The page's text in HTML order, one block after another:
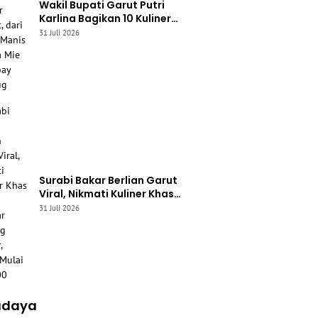
Wakil Bupati Garut Putri
Karlina Bagikan 10 Kuliner
Favorit, dari Yamin Manis
31 Juli 2026
Surabi Bakar Berlian Garut
Viral, Nikmati Kuliner Khas
Sunda Berlatar Gunung
31 Juli 2026